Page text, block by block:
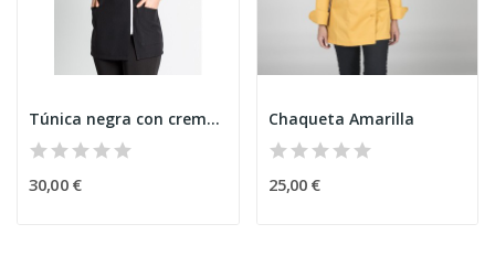
Túnica negra con cremallera
30,00 €
Chaqueta Amarilla
25,00 €